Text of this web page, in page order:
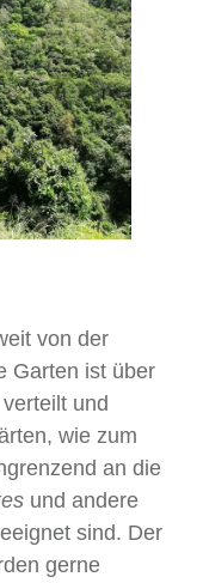
von der
Garten ist über
und
wie zum
an die
und andere
sind. Der
gerne